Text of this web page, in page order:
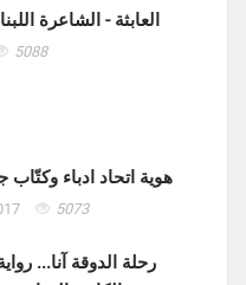
العابثة - الشاعرة
5088
هوية اتحاد ادباء
5073
رحلة الدوقة آنا...